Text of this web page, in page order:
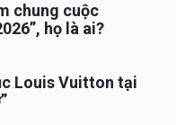
chung cuộc
họ là ai?
Louis Vuitton tại